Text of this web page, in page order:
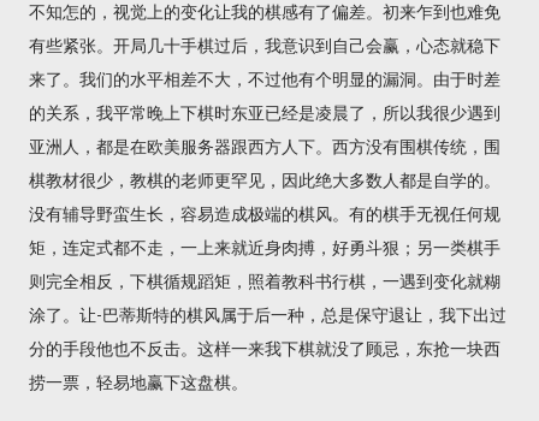
不知怎的，视觉上的变化让我的棋感有了偏差。初来乍到也难免
有些紧张。开局几十手棋过后，我意识到自己会赢，心态就稳下
来了。我们的水平相差不大，不过他有个明显的漏洞。由于时差
的关系，我平常晚上下棋时东亚已经是凌晨了，所以我很少遇到
亚洲人，都是在欧美服务器跟西方人下。西方没有围棋传统，围
棋教材很少，教棋的老师更罕见，因此绝大多数人都是自学的。
没有辅导野蛮生长，容易造成极端的棋风。有的棋手无视任何规
矩，连定式都不走，一上来就近身肉搏，好勇斗狠；另一类棋手
则完全相反，下棋循规蹈矩，照着教科书行棋，一遇到变化就糊
涂了。让-巴蒂斯特的棋风属于后一种，总是保守退让，我下出过
分的手段他也不反击。这样一来我下棋就没了顾忌，东抢一块西
捞一票，轻易地赢下这盘棋。